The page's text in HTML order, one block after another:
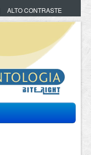
ALTO CONTRASTE